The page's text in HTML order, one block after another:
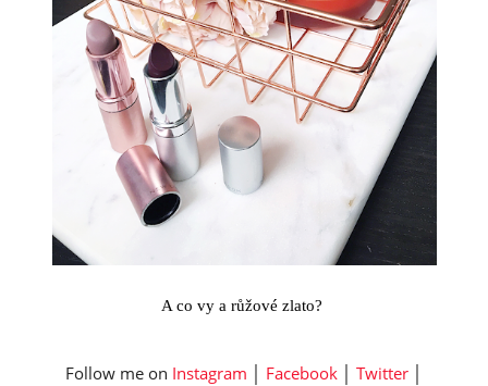
A co vy a růžové zlato?
Follow me on Instagram Facebook Twitter